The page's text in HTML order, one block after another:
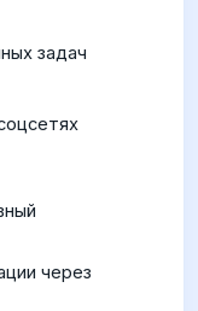
задач
через